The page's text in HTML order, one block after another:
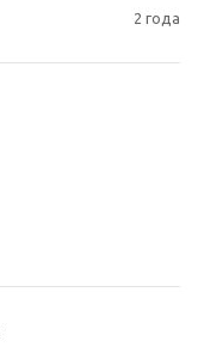
2 года